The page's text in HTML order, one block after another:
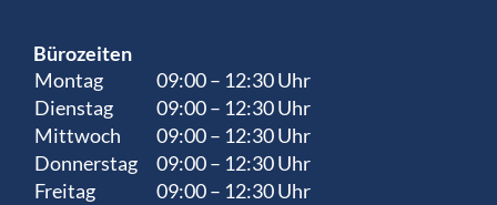
Bürozeiten
Montag
09:00 – 12:30 Uhr
Dienstag
09:00 – 12:30 Uhr
Mittwoch
09:00 – 12:30 Uhr
Donnerstag
09:00 – 12:30 Uhr
Freitag
09:00 – 12:30 Uhr